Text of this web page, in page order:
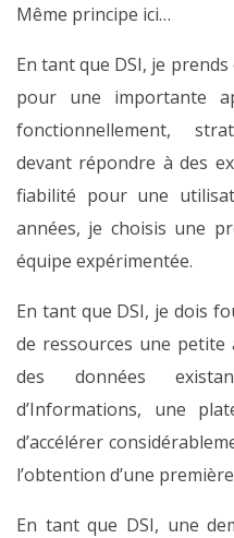
Même principe ici…
En tant que DSI, je
pour une importante
fonctionnellement,
devant répondre à des
fiabilité pour une
années, je choisis une
équipe expérimentée.
En tant que DSI, je dois
de ressources une
des données
d’Informations, une
d’accélérer
l’obtention d’une
En tant que DSI, une